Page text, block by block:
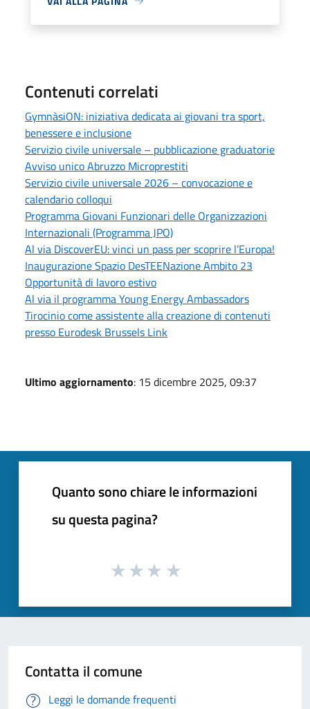
Contenuti correlati
GymnàsiON: iniziativa dedicata ai giovani tra sport,
benessere e inclusione
Servizio civile universale – pubblicazione graduatorie
Avviso unico Abruzzo Microprestiti
Servizio civile universale 2026 – convocazione e
calendario colloqui
Programma Giovani Funzionari delle Organizzazioni
Internazionali (Programma JPO)
Al via DiscoverEU: vinci un pass per scoprire l’Europa!
Inaugurazione Spazio DesTEENazione Ambito 23
Opportunità di lavoro estivo
Al via il programma Young Energy Ambassadors
Tirocinio come assistente alla creazione di contenuti
presso Eurodesk Brussels Link
Ultimo aggiornamento: 15 dicembre 2025, 09:37
Quanto sono chiare le informazioni
su questa pagina?
Contatta il comune
Leggi le domande frequenti